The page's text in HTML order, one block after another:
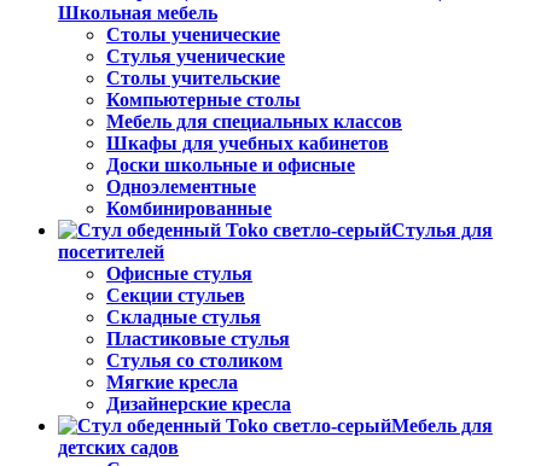
Школьная мебель
Столы ученические
Стулья ученические
Столы учительские
Компьютерные столы
Мебель для специальных классов
Шкафы для учебных кабинетов
Доски школьные и офисные
Одноэлементные
Комбинированные
Стулья для
посетителей
Офисные стулья
Секции стульев
Складные стулья
Пластиковые стулья
Стулья со столиком
Мягкие кресла
Дизайнерские кресла
Мебель для
детских садов